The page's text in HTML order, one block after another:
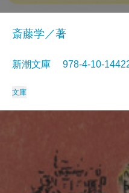
斎藤学／著
新潮文庫 978-4-10-
文庫